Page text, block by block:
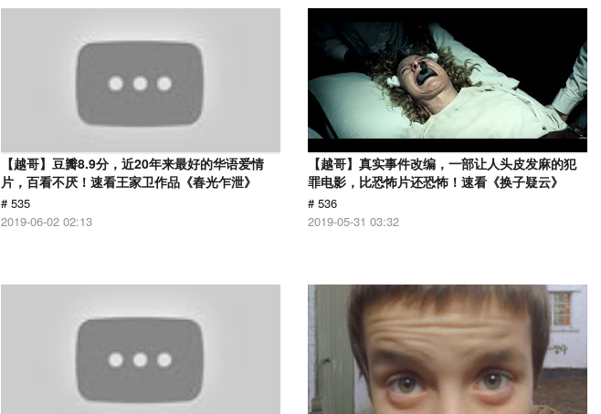
【越哥】豆瓣8.9分，近20年来最好的华语爱情
片，百看不厌！速看王家卫作品《春光乍泄》
# 535
2019-06-02 02:13
【越哥】真实事件改编，一部让人头皮发麻的犯
罪电影，比恐怖片还恐怖！速看《换子疑云》
# 536
2019-05-31 03:32